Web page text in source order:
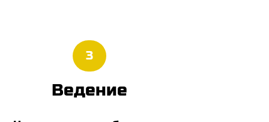
3
Ведение